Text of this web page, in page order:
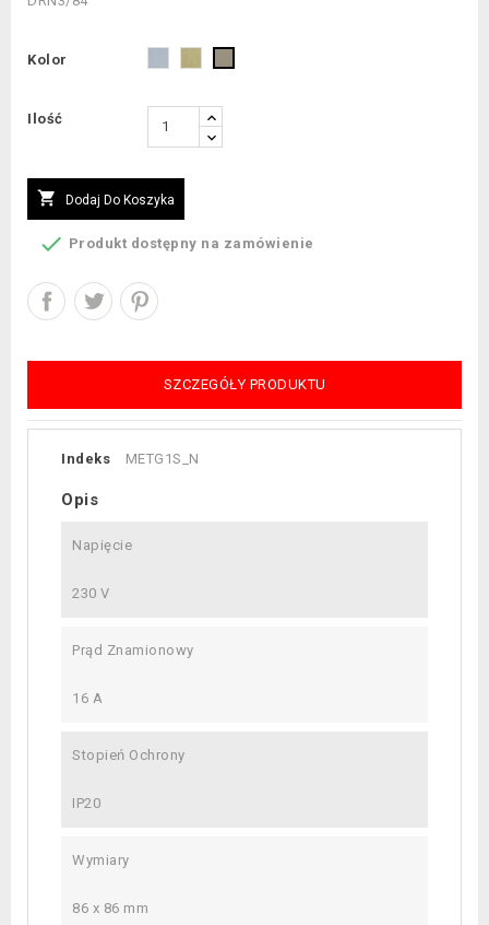
Kolor Stal MosiądzSatyna
Ilość
 Dodaj Do Koszyka
 Produkt dostępny na zamówienie
SZCZEGÓŁY PRODUKTU
Indeks METG1S_N
Opis
Napięcie
230 V
Prąd Znamionowy
16 A
Stopień Ochrony
IP20
Wymiary
86 x 86 mm